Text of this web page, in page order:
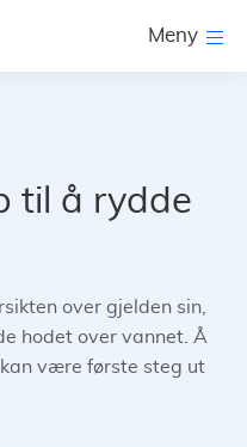
Meny
til å rydde
over gjelden sin,
hodet over vannet. Å
være første steg ut